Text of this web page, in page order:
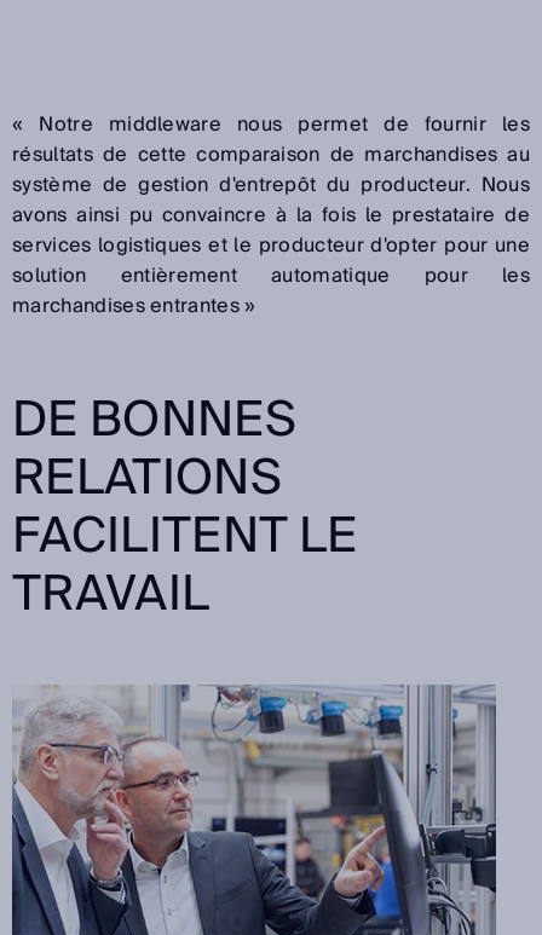
« Notre middleware nous permet de fournir les
résultats de cette comparaison de marchandises au
système de gestion d'entrepôt du producteur. Nous
avons ainsi pu convaincre à la fois le prestataire de
services logistiques et le producteur d'opter pour une
solution entièrement automatique pour les
marchandises entrantes »
DE BONNES
RELATIONS
FACILITENT LE
TRAVAIL